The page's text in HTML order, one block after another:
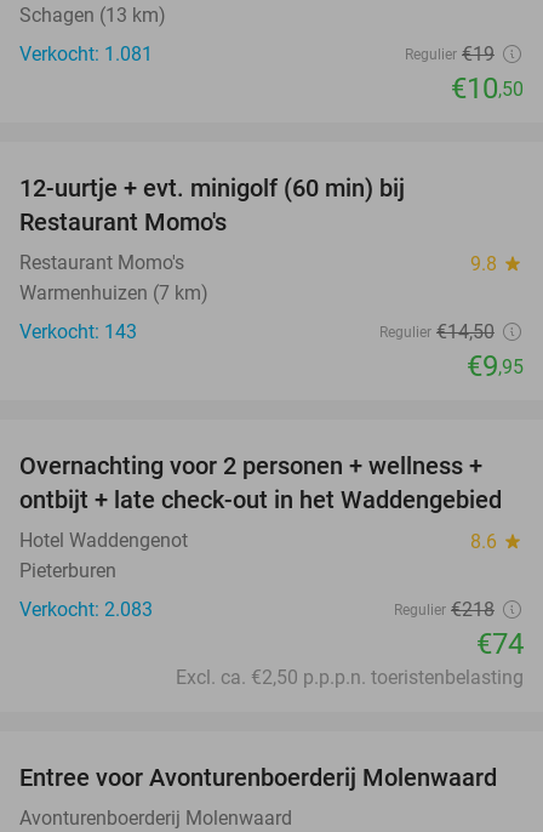
Schagen (13 km)
Verkocht: 1.081
Regulier €19
€10,50
12-uurtje + evt. minigolf (60 min) bij
Restaurant Momo's
Restaurant Momo's 9.8 star
Warmenhuizen (7 km)
Verkocht: 143
Regulier €14,50
€9,95
66%
Overnachting voor 2 personen + wellness +
ontbijt + late check-out in het Waddengebied
Hotel Waddengenot 8.6 star
Pieterburen
Verkocht: 2.083
Regulier €218
€74
Excl. ca. €2,50 p.p.p.n. toeristenbelasting
27%
Entree voor Avonturenboerderij Molenwaard
Avonturenboerderij Molenwaard